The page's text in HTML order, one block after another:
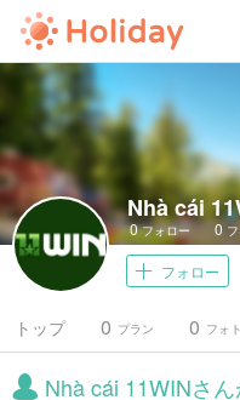
Nhà cái
0フォロー 0
フォロー
トップ プラン
0 フォ
0
Nhà cái 11WINさ